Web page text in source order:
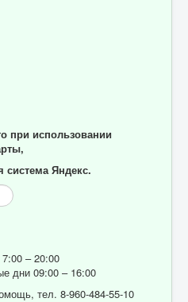
при использовании
система Яндекс.
– 20:00
дни 09:00 – 16:00
тел. 8-960-484-55-10